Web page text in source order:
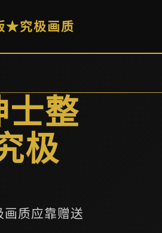
★究极画质
整
极
质应靠赠送